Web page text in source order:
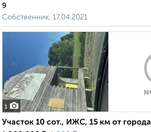
9
Собственник, 17.04.2021
1
Участок 10 сот., ИЖС, 15 км от города